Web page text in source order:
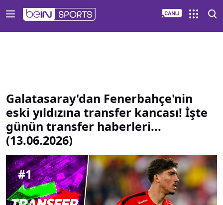
Galatasaray'dan Fenerbahçe'nin
eski yıldızına transfer kancası! İşte
günün transfer haberleri...
(13.06.2026)
#1
Galatasaray dan Fenerbahçe nin eski yıldızına transfer